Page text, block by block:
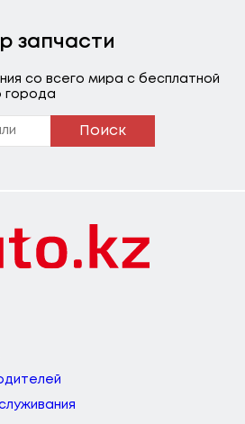
запчасти
со всего мира с бесплатной
города
Поиск